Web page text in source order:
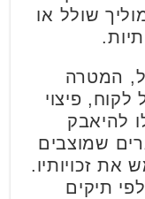
שולל או
המטרה
פיצוי
להיאבק
שמוצבים
זכויותיו.
תיקים